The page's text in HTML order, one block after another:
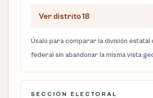
Ver distrito 18
Úsalo para comparar la división estatal
federal sin abandonar la misma vista
SECCIÓN ELECTORAL